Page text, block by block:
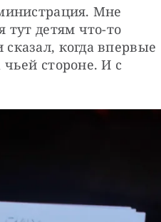
Мне
тут детям что-то
когда впервые
стороне. И с